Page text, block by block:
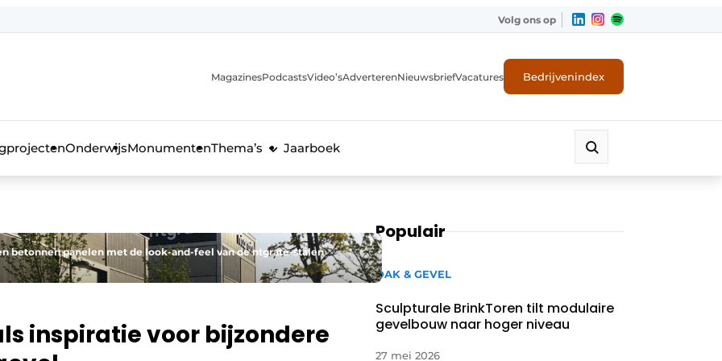
Volg ons op
MagazinesPodcastsVideo’sAdverterenNieuwsbriefVacatures Bedrijvenindex
OnderwijsMonumentenThema’s Jaarboek
betonnen panelen met de look-and-feel van de ntgrate-stalen
inspiratie voor bijzondere
Populair
DAK & GEVEL
Sculpturale BrinkToren tilt modulaire
gevelbouw naar hoger niveau
27 mei 2026